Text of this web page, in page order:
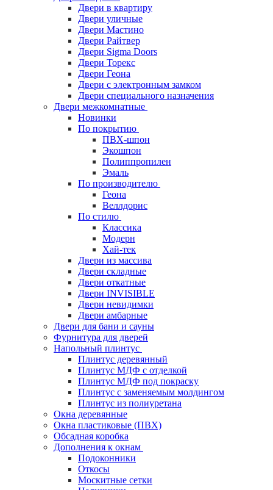
Двери в квартиру
Двери уличные
Двери Мастино
Двери Райтвер
Двери Sigma Doors
Двери Торекс
Двери Геона
Двери с электронным замком
Двери специального назначения
Двери межкомнатные
Новинки
По покрытию
ПВХ-шпон
Экошпон
Полиппропилен
Эмаль
По производителю
Геона
Веллдорис
По стилю
Классика
Модерн
Хай-тек
Двери из массива
Двери складные
Двери откатные
Двери INVISIBLE
Двери невидимки
Двери амбарные
Двери для бани и сауны
Фурнитура для дверей
Напольный плинтус
Плинтус деревянный
Плинтус МДФ с отделкой
Плинтус МДФ под покраску
Плинтус с заменяемым молдингом
Плинтус из полиуретана
Окна деревянные
Окна пластиковые (ПВХ)
Обсадная коробка
Дополнения к окнам
Подоконники
Откосы
Москитные сетки